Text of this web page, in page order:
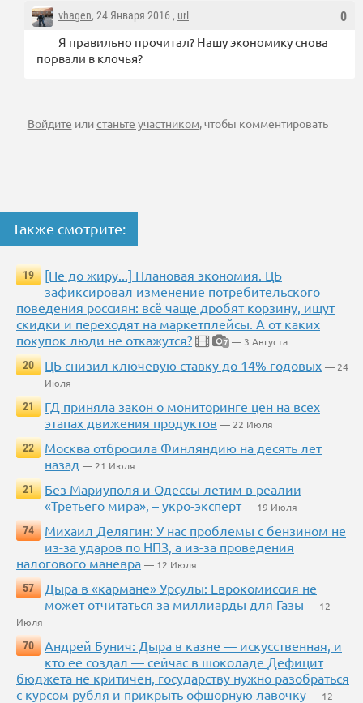
0
vhagen, 24 Января 2016 , url
Я правильно прочитал? Нашу экономику снова
порвали в клочья?
Войдите илистаньте участником, чтобы комментировать
Также смотрите:
19
[Не до жиру...] Плановая экономия. ЦБ
зафиксировал изменение потребительского
поведения россиян: всё чаще дробят корзину, ищут
скидки и переходят на маркетплейсы. А от каких
покупок люди не откажутся?
7 — 3 Августа
20
ЦБ снизил ключевую ставку до 14% годовых — 24
Июля
21
ГД приняла закон о мониторинге цен на всех
этапах движения продуктов — 22 Июля
22
Москва отбросила Финляндию на десять лет
назад — 21 Июля
21
Без Мариуполя и Одессы летим в реалии
«Третьего мира», – укро-эксперт — 19 Июля
74
Михаил Делягин: У нас проблемы с бензином не
из-за ударов по НПЗ, а из-за проведения
налогового маневра — 12 Июля
57
Дыра в «кармане» Урсулы: Еврокомиссия не
может отчитаться за миллиарды для Газы — 12
Июля
70
Андрей Бунич: Дыра в казне — искусственная, и
кто ее создал — сейчас в шоколаде Дефицит
бюджета не критичен, государству нужно разобраться
с курсом рубля и прикрыть офшорную лавочку — 12